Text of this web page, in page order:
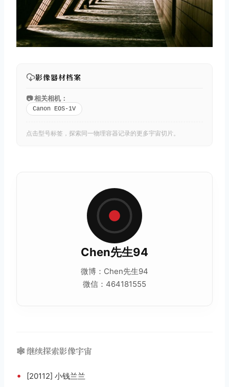
影像器材档案
📷 相关相机：
Canon EOS-1V
点击型号标签，探索同一物理容器记录的更多宇宙切片。
Chen先生94
微博：Chen先生94
微信：464181555
🕸️ 继续探索影像宇宙
• [20112] 小钱兰兰